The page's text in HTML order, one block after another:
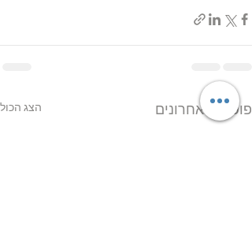
פוסטים אחרונים הצג הכול